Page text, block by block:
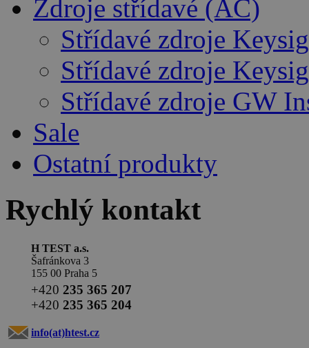
Zdroje střídavé (AC)
Střídavé zdroje
Střídavé zdroje
Střídavé zdroje GW
Sale
Ostatní produkty
Rychlý kontakt
H TEST a.s.
Šafránkova 3
155 00 Praha 5
+420 235 365 207
+420 235 365 204
info(at)htest.cz